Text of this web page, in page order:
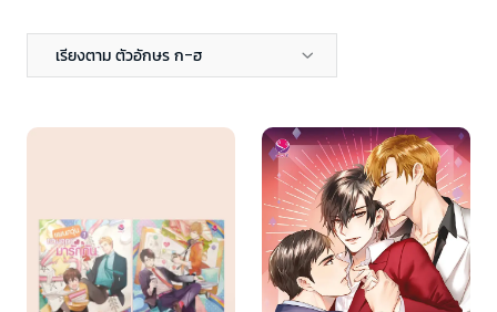
เรียงตาม ตัวอักษร ก-ฮ